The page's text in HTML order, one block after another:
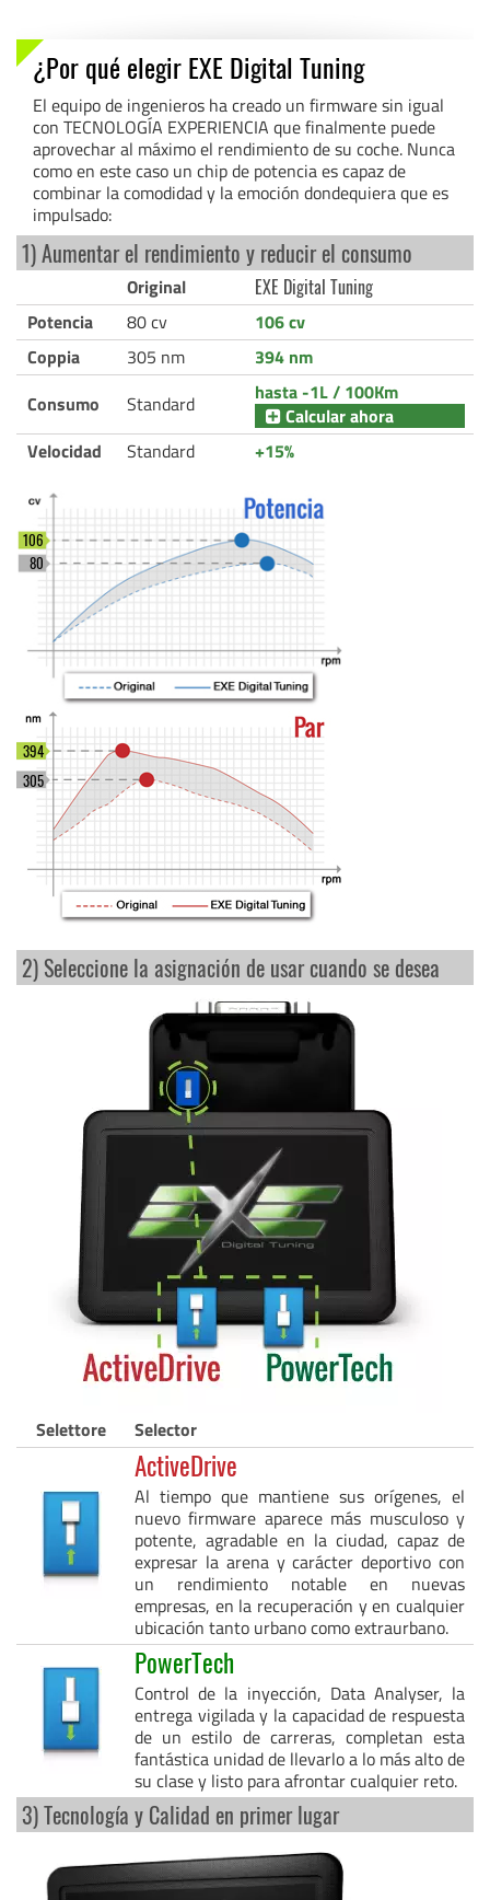
¿Por qué elegir EXE Digital Tuning
El equipo de ingenieros ha creado un firmware sin igual
con TECNOLOGÍA EXPERIENCIA que finalmente puede
aprovechar al máximo el rendimiento de su coche. Nunca
como en este caso un chip de potencia es capaz de
combinar la comodidad y la emoción dondequiera que es
impulsado:
1) Aumentar el rendimiento y reducir el consumo
Original
EXE Digital Tuning
Potencia
80 cv
106 cv
Coppia
305 nm
394 nm
Consumo
Standard
hasta -1L / 100Km
Calcular ahora
Velocidad
Standard +15%
80
106
305
394
2) Seleccione la asignación de usar cuando se desea
Selettore Selector
ActiveDrive
Al tiempo que mantiene sus orígenes, el
nuevo firmware aparece más musculoso y
potente, agradable en la ciudad, capaz de
expresar la arena y carácter deportivo con
un rendimiento notable en nuevas
empresas, en la recuperación y en cualquier
ubicación tanto urbano como extraurbano.
PowerTech
Control de la inyección, Data Analyser, la
entrega vigilada y la capacidad de respuesta
de un estilo de carreras, completan esta
fantástica unidad de llevarlo a lo más alto de
su clase y listo para afrontar cualquier reto.
3) Tecnología y Calidad en primer lugar